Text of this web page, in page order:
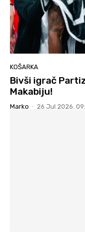
KOŠARKA
Bivši igrač
Makabiju!
Marko - 26 Jul 2026.